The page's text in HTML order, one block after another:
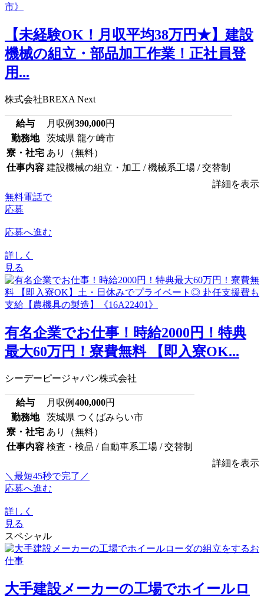
【未経験OK！月収平均38万円★】建設
機械の組立・部品加工作業！正社員登
用...
株式会社BREXA Next
給与 月収例 390,000円
勤務地
茨城県 龍ケ崎市
寮・社宅 あり（無料）
仕事内容 建設機械の組立・加工 / 機械系工場 / 交替制
詳細を表示
無料電話で
応募
応募へ進む
詳しく
見る
有名企業でお仕事！時給2000円！特典
最大60万円！寮費無料 【即入寮OK...
シーデーピージャパン株式会社
給与 月収例 400,000円
勤務地
茨城県 つくばみらい市
寮・社宅 あり（無料）
仕事内容 検査・検品 / 自動車系工場 / 交替制
詳細を表示
＼最短45秒で完了／
応募へ進む
詳しく
見る
スペシャル
大手建設メーカーの工場でホイールロ